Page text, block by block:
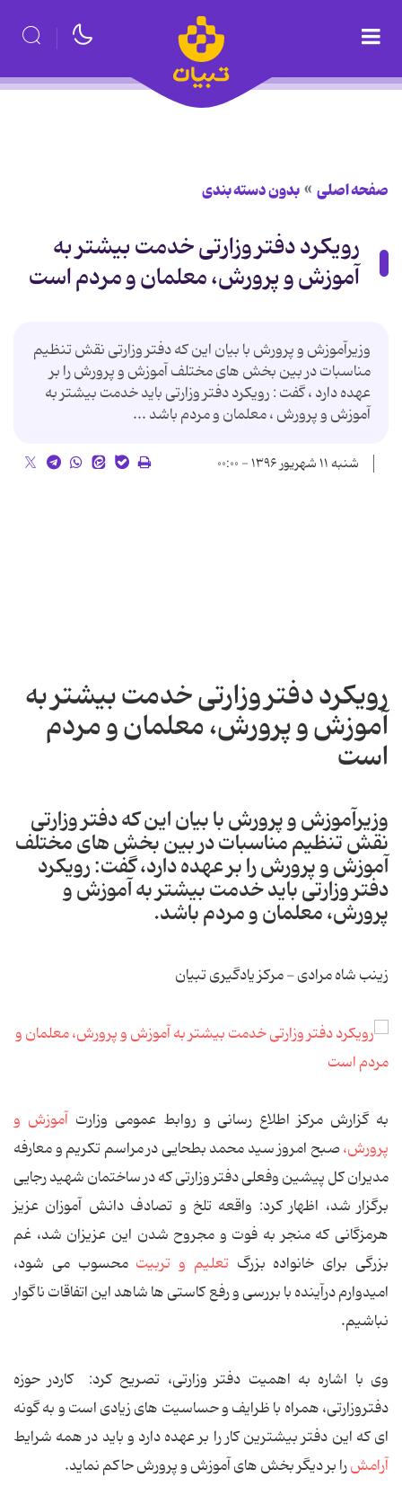
صفحه اصلی بدون دسته بندی
رویكرد دفتر وزارتی خدمت بیشتر به
آموزش و پرورش، معلمان و مردم است
وزیرآموزش و پرورش با بیان این كه دفتر وزارتی نقش تنظیم
مناسبات در بین بخش های مختلف آموزش و پرورش را بر
عهده دارد ، گفت : رویكرد دفتر وزارتی باید خدمت بیشتر به
آموزش و پرورش ، معلمان و مردم باشد ...
شنبه ۱۱ شهریور ۱۳۹۶ - ۰۰:۰۰
رویكرد دفتر وزارتی خدمت بیشتر به
آموزش و پرورش، معلمان و مردم
است
وزیرآموزش و پرورش با بیان این كه دفتر وزارتی
نقش تنظیم مناسبات در بین بخش های مختلف
آموزش و پرورش را بر عهده دارد، گفت: رویكرد
دفتر وزارتی باید خدمت بیشتر به آموزش و
پرورش، معلمان و مردم باشد.
زینب شاه مرادی - مرکز یادگیری تبیان
به گزارش مركز اطلاع رسانی و روابط عمومی وزارتآموزش و
پرورش،صبح امروز سید محمد بطحایی در مراسم تكریم و معارفه
مدیران كل پیشین وفعلی دفتر وزارتی كه در ساختمان شهید رجایی
برگزار شد، اظهار كرد: واقعه تلخ و تصادف دانش آموزان عزیز
هرمزگانی كه منجر به فوت و مجروح شدن این عزیزان شد،‌ غم
بزرگی برای خانواده بزرگتعلیم و تربیت محسوب می شود،
امیدوارم درآینده با بررسی و رفع كاستی ها شاهد این اتفاقات ناگوار
نباشیم.
وی با اشاره به اهمیت دفتر وزارتی، تصریح كرد: كاردر حوزه
دفتروزارتی، همراه با ظرایف و حساسیت های زیادی است و به گونه
ای كه این دفتر بیشترین كار را بر عهده دارد و باید در همه شرایط
آرامشرا بر دیگر بخش های آموزش و پرورش حاكم نماید.